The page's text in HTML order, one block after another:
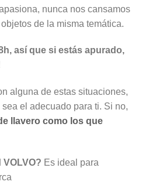
nunca nos cansamos
de la misma temática.
así que si estás apurado,
alguna de estas situaciones,
el adecuado para ti. Si no,
llavero como los que
Es ideal para